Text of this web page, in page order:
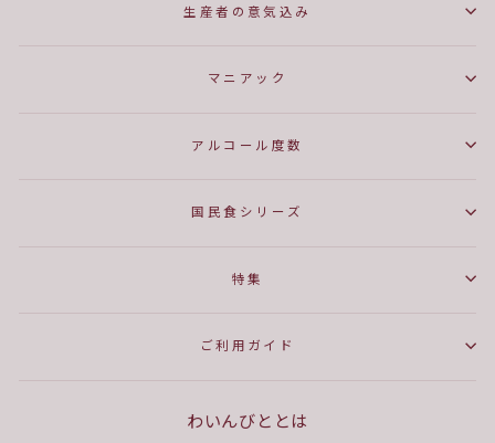
生産者の意気込み
マニアック
アルコール度数
国民食シリーズ
特集
ご利用ガイド
わいんびととは